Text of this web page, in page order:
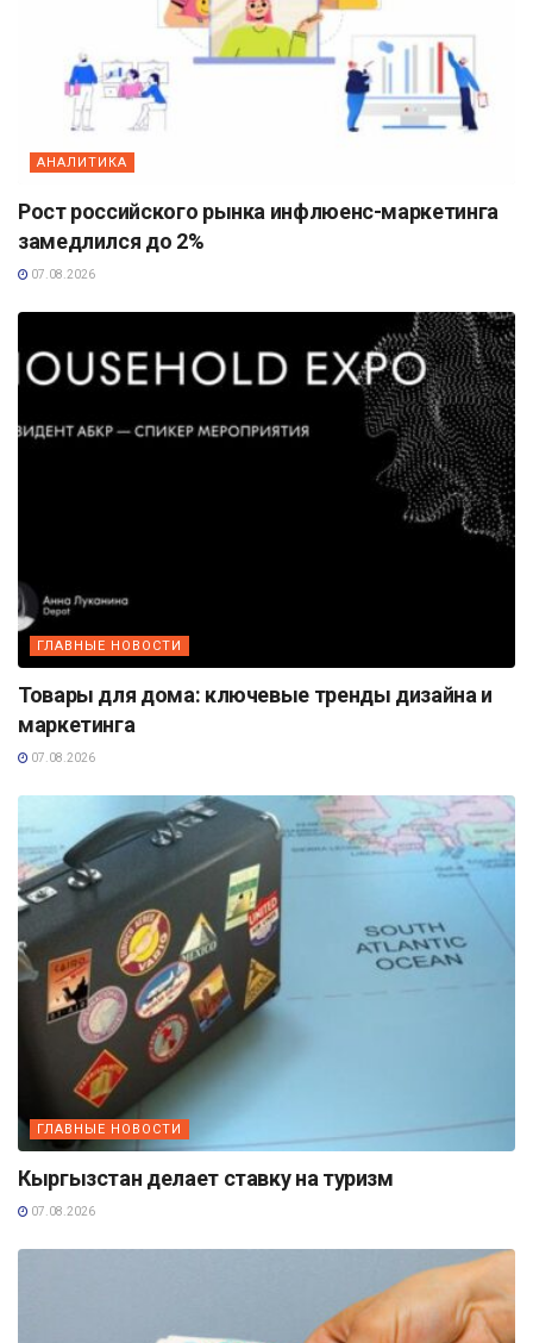
АНАЛИТИКА
Рост российского рынка инфлюенс-маркетинга
замедлился до 2%
07.08.2026
ГЛАВНЫЕ НОВОСТИ
Товары для дома: ключевые тренды дизайна и
маркетинга
07.08.2026
ГЛАВНЫЕ НОВОСТИ
Кыргызстан делает ставку на туризм
07.08.2026